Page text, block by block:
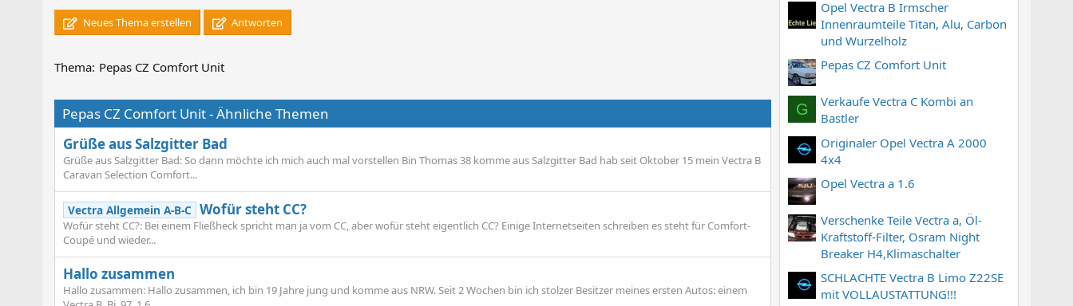
Neues Thema erstellen Antworten
Thema: Pepas CZ Comfort Unit
Pepas CZ Comfort Unit - Ähnliche Themen
Grüße aus Salzgitter Bad
Grüße aus Salzgitter Bad: So dann möchte ich mich auch mal vorstellen Bin Thomas 38 komme aus Salzgitter Bad hab seit Oktober 15 mein Vectra B
Caravan Selection Comfort...
Vectra Allgemein A-B-C Wofür steht CC?
Wofür steht CC?: Bei einem Fließheck spricht man ja vom CC, aber wofür steht eigentlich CC? Einige Internetseiten schreiben es steht für Comfort-
Coupé und wieder...
Hallo zusammen
Hallo zusammen: Hallo zusammen, ich bin 19 Jahre jung und komme aus NRW. Seit 2 Wochen bin ich stolzer Besitzer meines ersten Autos: einem
Opel Vectra B Irmscher
Innenraumteile Titan, Alu, Carbon
und Wurzelholz
Pepas CZ Comfort Unit
G
Verkaufe Vectra C Kombi an
Bastler
Originaler Opel Vectra A 2000
4x4
Opel Vectra a 1.6
Verschenke Teile Vectra a, Öl-
Kraftstoff-Filter, Osram Night
Breaker H4,Klimaschalter
SCHLACHTE Vectra B Limo Z22SE
mit VOLLAUSTATTUNG!!!